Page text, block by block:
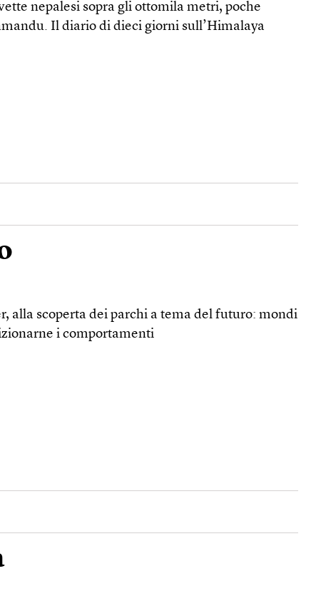
nepalesi sopra gli ottomila metri, poche
Il diario di dieci giorni sull’Himalaya
alla scoperta dei parchi a tema del futuro: mondi
i comportamenti